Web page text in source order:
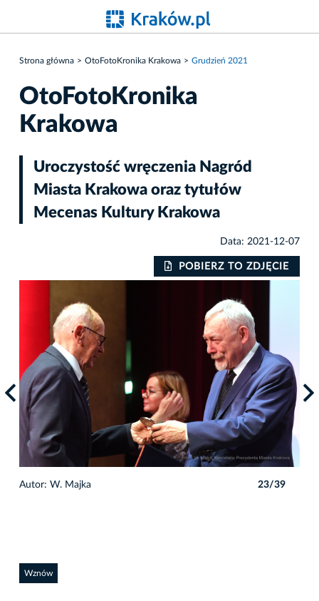
Strona główna OtoFotoKronika Krakowa Grudzień 2021
OtoFotoKronika
Krakowa
Uroczystość wręczenia Nagród
Miasta Krakowa oraz tytułów
Mecenas Kultury Krakowa
Data: 2021-12-07
POBIERZ TO ZDJĘCIE
Autor: W. Majka 23/39
Wznów